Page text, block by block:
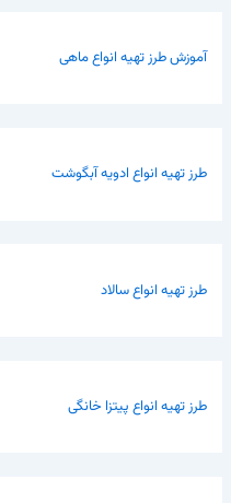
آموزش طرز تهیه انواع ماهی
طرز تهیه انواع ادویه آبگوشت
طرز تهیه انواع سالاد
طرز تهیه انواع پیتزا خانگی